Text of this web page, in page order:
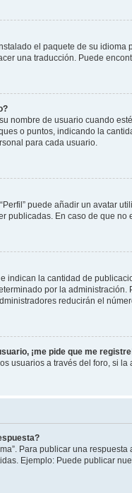
el paquete de su
una traducción. Puede
nombre de usuario cuando
o puntos, indicando la
para cada usuario.
puede añadir un avatar
publicadas. En caso de que
indican la cantidad de
por la
reducirán el
¡me pide que me
usuarios a través del foro, si
Para publicar una
Ejemplo: Puede publicar